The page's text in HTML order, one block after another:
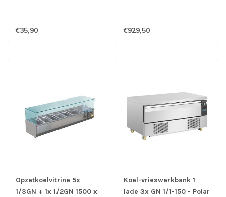
€35,90 €929,50
Opzetkoelvitrine 5x
1/3GN + 1x 1/2GN 1500 x
Koel-vrieswerkbank 1
lade 3x GN 1/1-150 - Polar